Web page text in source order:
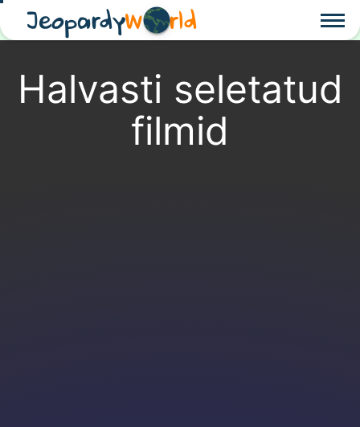
JeopardyW rld
Halvasti seletatud
filmid